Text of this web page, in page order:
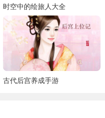
时空中的绘旅人大全
古代后宫养成手游